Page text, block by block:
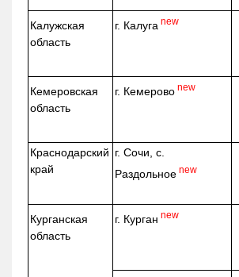
Калужская
область
г. Калуга new
Кемеровская
область
г. Кемерово new
Краснодарский
край
г. Сочи, с.
Раздольное new
Курганская
область
г. Курган new